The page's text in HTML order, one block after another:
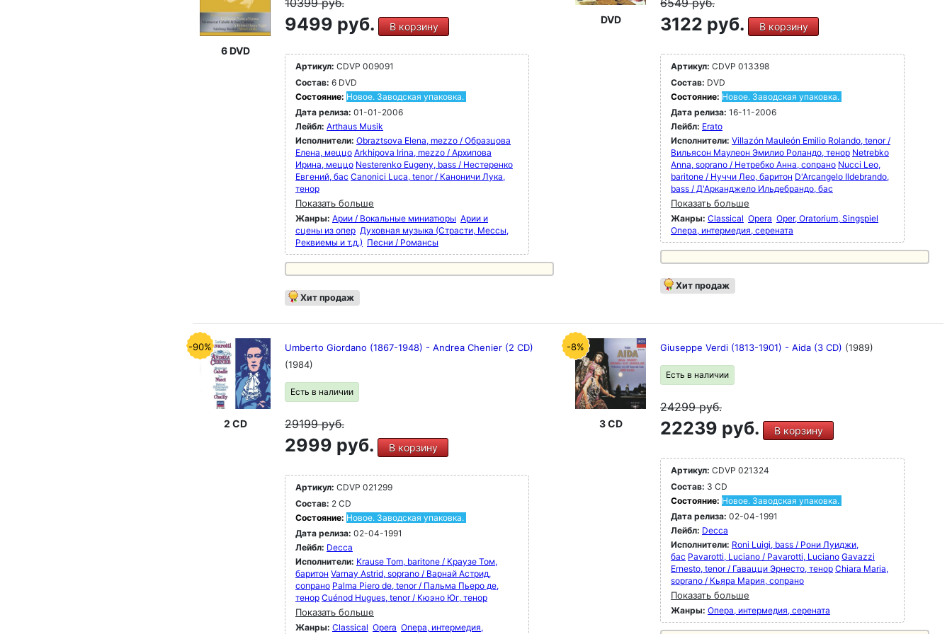
6 DVD
10399руб.
9499 руб. В корзину
Артикул: CDVP 009091
Состав: 6 DVD
Состояние: Новое. Заводская упаковка.
Дата релиза: 01-01-2006
Лейбл: Arthaus Musik
Исполнители: Obraztsova Elena, mezzo / Образцова
Елена, меццо Arkhipova Irina, mezzo / Архипова
Ирина, меццо Nesterenko Eugeny, bass / Нестеренко
Евгений, бас Canonici Luca, tenor / Каноничи Лука,
тенор
Показать больше
Жанры: Арии / Вокальные миниатюры Арии и
сцены из опер Духовная музыка (Страсти, Мессы,
Реквиемы и т.д.) Песни / Романсы
Хит продаж
DVD
6549руб.
3122 руб. В корзину
Артикул: CDVP 013398
Состав: DVD
Состояние: Новое. Заводская упаковка.
Дата релиза: 16-11-2006
Лейбл: Erato
Исполнители: Villazón Mauleón Emilio Rolando, tenor /
Вильясон Маулеон Эмилио Роландо, тенор Netrebko
Anna, soprano / Нетребко Анна, сопрано Nucci Leo,
baritone / Нуччи Лео, баритон D'Arcangelo Ildebrando,
bass / Д'Арканджело Ильдебрандо, бас
Показать больше
Жанры: Classical Opera Oper, Oratorium, Singspiel
Опера, интермедия, серената
Хит продаж
-90%
2 CD
Umberto Giordano (1867-1948) - Andrea Chenier (2 CD)
(1984)
Есть в наличии
29199руб.
2999 руб. В корзину
Артикул: CDVP 021299
Состав: 2 CD
Состояние: Новое. Заводская упаковка.
Дата релиза: 02-04-1991
Лейбл: Decca
Исполнители: Krause Tom, baritone / Краузе Том,
баритон Varnay Astrid, soprano / Варнай Астрид,
сопрано Palma Piero de, tenor / Пальма Пьеро де,
тенор Cuénod Hugues, tenor / Кюэно Юг, тенор
Показать больше
Жанры: Classical Opera Опера, интермедия,
-8%
3 CD
Giuseppe Verdi (1813-1901) - Aida (3 CD) (1989)
Есть в наличии
24299руб.
22239 руб. В корзину
Артикул: CDVP 021324
Состав: 3 CD
Состояние: Новое. Заводская упаковка.
Дата релиза: 02-04-1991
Лейбл: Decca
Исполнители: Roni Luigi, bass / Рони Луиджи,
бас Pavarotti, Luciano / Pavarotti, Luciano Gavazzi
Ernesto, tenor / Гавацци Эрнесто, тенор Chiara Maria,
soprano / Кьяра Мария, сопрано
Показать больше
Жанры: Опера, интермедия, серената